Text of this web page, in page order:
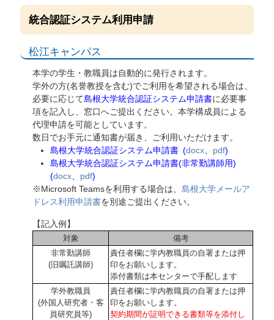
統合認証システム利用申請
松江キャンパス
本学の学生・教職員は自動的に発行されます。
学外の方(名誉教授を含む)でご利用を希望される場合は、
必要に応じて島根大学統合認証システム申請書に必要事
項を記入し、窓口へご提出ください。本学構成員による
代理申請を可能としています。
数日でお手元に通知書が届き、ご利用いただけます。
島根大学統合認証システム申請書 (docx pdf)
島根大学統合認証システム申請書(非常勤講師用)
(docx pdf)
※Microsoft Teamsを利用する場合は、島根大学メールア
ドレス利用申請書を別途ご提出ください。
【記入例】
対象
備考
非常勤講師
(旧嘱託講師)
責任者欄に学内教職員の自署または押
印をお願いします。
添付書類は本センターで手配します
学外教職員
(外国人研究者・客
員研究員等)
責任者欄に学内教職員の自署または押
印をお願いします。
契約期間が証明できる書類等を添付し